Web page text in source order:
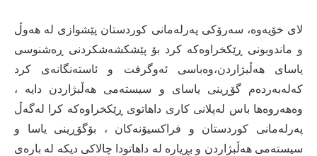
لای خۆیەوە، سەرۆکی پەرلەمانی کوردستان پێشوازی لە هەوڵ
و ماندوبونی ڕێکخراوەكە کرد بۆ پێشکشەشکردنی ڕەشنوسی
یاسای ھەڵبژاردن،وەباسی ئەوگرفت و ئاستەنگانەی کرد
کەلەبەردەم گۆڕینی یاسای و سیستەمی هەڵبژاردن دایە ،
وەهەروەها باس لەپلانی کاری داهاتوی ڕێکخراوەكە کرا لەگەڵ
پەرلەمانی کوردستان و فراکسیۆنەکان ، بۆگۆڕینی یاسا و
سیستەمی هەڵبژاردن و بڕیارە لە داھاتودا چالاکی دیکە لە بارەی